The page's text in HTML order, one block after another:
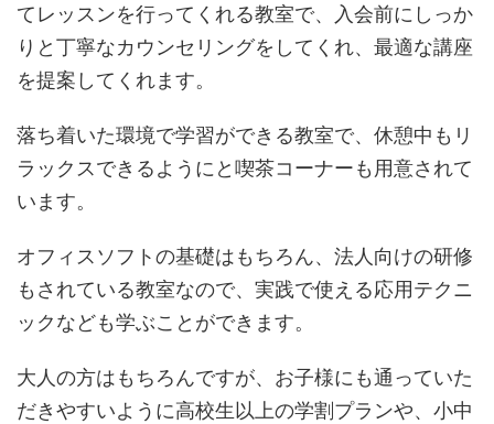
てレッスンを行ってくれる教室で、入会前にしっか
りと丁寧なカウンセリングをしてくれ、最適な講座
を提案してくれます。
落ち着いた環境で学習ができる教室で、休憩中もリ
ラックスできるようにと喫茶コーナーも用意されて
います。
オフィスソフトの基礎はもちろん、法人向けの研修
もされている教室なので、実践で使える応用テクニ
ックなども学ぶことができます。
大人の方はもちろんですが、お子様にも通っていた
だきやすいように高校生以上の学割プランや、小中